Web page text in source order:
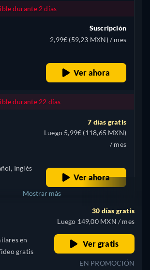
durante 2 días
Suscripción
2,99€ (59,23 MXN) / mes
Ver ahora
durante 22 días
Inglés
7 días gratis
Luego 5,99€ (118,65 MXN)
/ mes
Ver ahora
Mostrar más
en
gratis
30 días gratis
Luego 149,00 MXN / mes
Ver gratis
EN PROMOCIÓN